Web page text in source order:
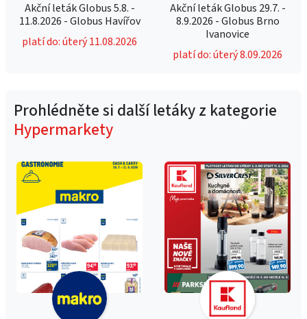
Akční leták Globus 5.8. -
11.8.2026 - Globus Havířov
platí do: úterý 11.08.2026
Akční leták Globus 29.7. -
8.9.2026 - Globus Brno
Ivanovice
platí do: úterý 8.09.2026
Prohlédněte si další letáky z kategorie
Hypermarkety